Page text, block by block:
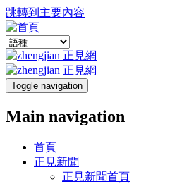
跳轉到主要內容
Toggle navigation
Main navigation
首頁
正見新聞
正見新聞首頁